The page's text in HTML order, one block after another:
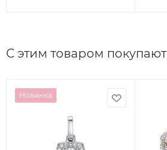
С этим товаром покупают
Новинка